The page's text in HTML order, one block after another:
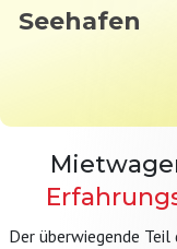
Seehafen
Der überwiegende